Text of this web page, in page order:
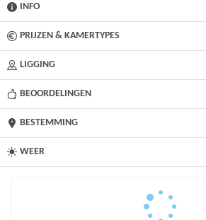
INFO
PRIJZEN & KAMERTYPES
LIGGING
BEOORDELINGEN
BESTEMMING
WEER